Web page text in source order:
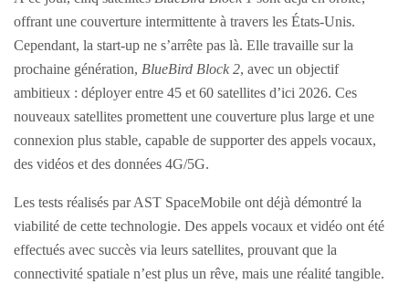
offrant une couverture intermittente à travers les États-Unis.
Cependant, la start-up ne s’arrête pas là. Elle travaille sur la
prochaine génération, BlueBird Block 2, avec un objectif
ambitieux : déployer entre 45 et 60 satellites d’ici 2026. Ces
nouveaux satellites promettent une couverture plus large et une
connexion plus stable, capable de supporter des appels vocaux,
des vidéos et des données 4G/5G.
Les tests réalisés par AST SpaceMobile ont déjà démontré la
viabilité de cette technologie. Des appels vocaux et vidéo ont été
effectués avec succès via leurs satellites, prouvant que la
connectivité spatiale n’est plus un rêve, mais une réalité tangible.